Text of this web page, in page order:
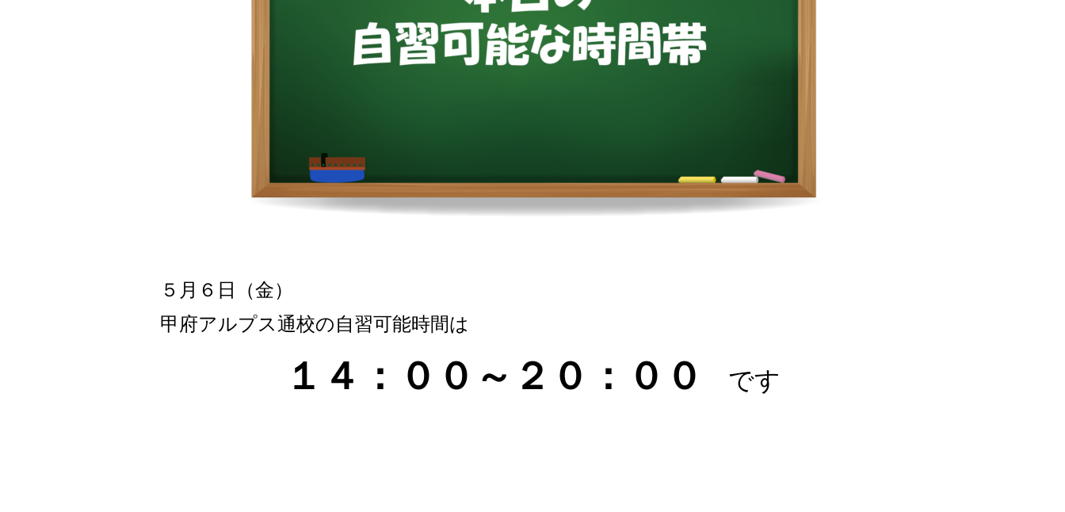
５月６日（金）
甲府アルプス通校の自習可能時間は
１４：００～２０：００ です